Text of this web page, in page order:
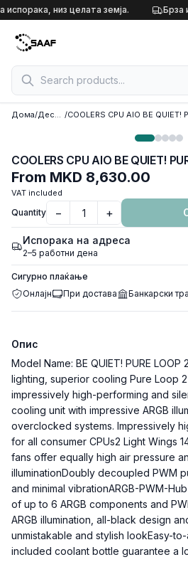
Skip to content
испорака, низ целата земја. Брза
Дома/ Десктоп кулери /
From MKD 8,630.00
VAT included
Quantity − +
Испорака на адреса
2–5 работни дена
Сигурно плаќање
Онлајн
При достава Банкарски
Опис
Model Name: BE QUIET! PURE
lighting, superior cooling Pure Loop
impressively high-performing and
cooling unit with impressive ARGB
overclocked systems. Impressively
for all consumer CPUs2 Light Wings
fans offer equally high air pressure
illuminationDoubly decoupled PWM
and minimal vibrationARGB-PWM-
of up to 6 ARGB components and
ARGB illumination, all-black design
unmistakable and stylish lookEasy-
included coolant bottle guarantee a